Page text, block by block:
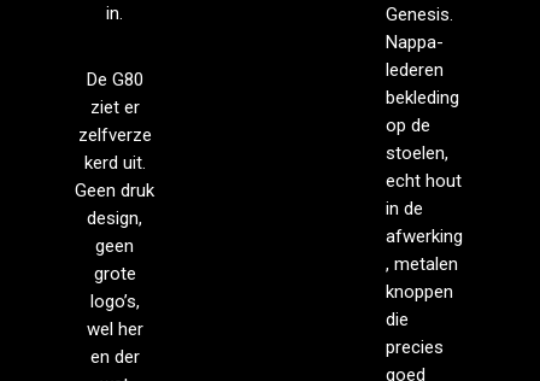
in.
De G80
ziet er
zelfverze
kerd uit.
Geen druk
design,
geen
grote
logo’s,
wel her
en der
Genesis.
Nappa-
lederen
bekleding
op de
stoelen,
echt hout
in de
afwerking
, metalen
knoppen
die
precies
goed